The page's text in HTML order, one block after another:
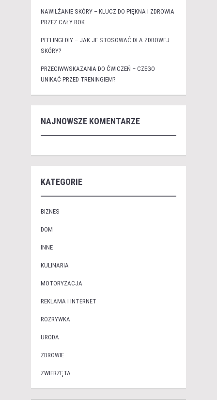
NAWILŻANIE SKÓRY – KLUCZ DO PIĘKNA I ZDROWIA
PRZEZ CAŁY ROK
PEELINGI DIY – JAK JE STOSOWAĆ DLA ZDROWEJ
SKÓRY?
PRZECIWWSKAZANIA DO ĆWICZEŃ – CZEGO
UNIKAĆ PRZED TRENINGIEM?
NAJNOWSZE KOMENTARZE
KATEGORIE
BIZNES
DOM
INNE
KULINARIA
MOTORYZACJA
REKLAMA I INTERNET
ROZRYWKA
URODA
ZDROWIE
ZWIERZĘTA